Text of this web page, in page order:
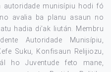
autoridade munisípiu hodi fó
avalia ba planu asaun no
hadia di’ak liután. Membru
Autoridade Munisípiu,
Suku, Konfisaun Relijiozu,
ho Juventude feto mane,